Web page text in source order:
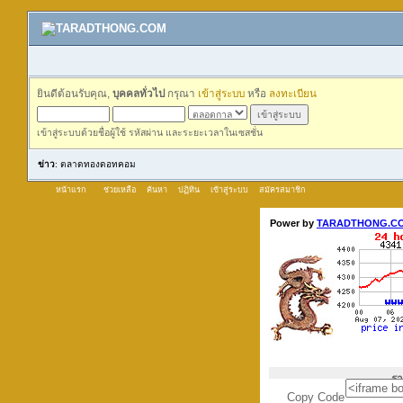
ยินดีต้อนรับคุณ, บุคคลทั่วไป กรุณา เข้าสู่ระบบ หรือ ลงทะเบียน
เข้าสู่ระบบด้วยชื่อผู้ใช้ รหัสผ่าน และระยะเวลาในเซสชั่น
ข่าว: ตลาดทองดอทคอม
หน้าแรก ช่วยเหลือ ค้นหา ปฏิทิน เข้าสู่ระบบ สมัครสมาชิก
Copy Code